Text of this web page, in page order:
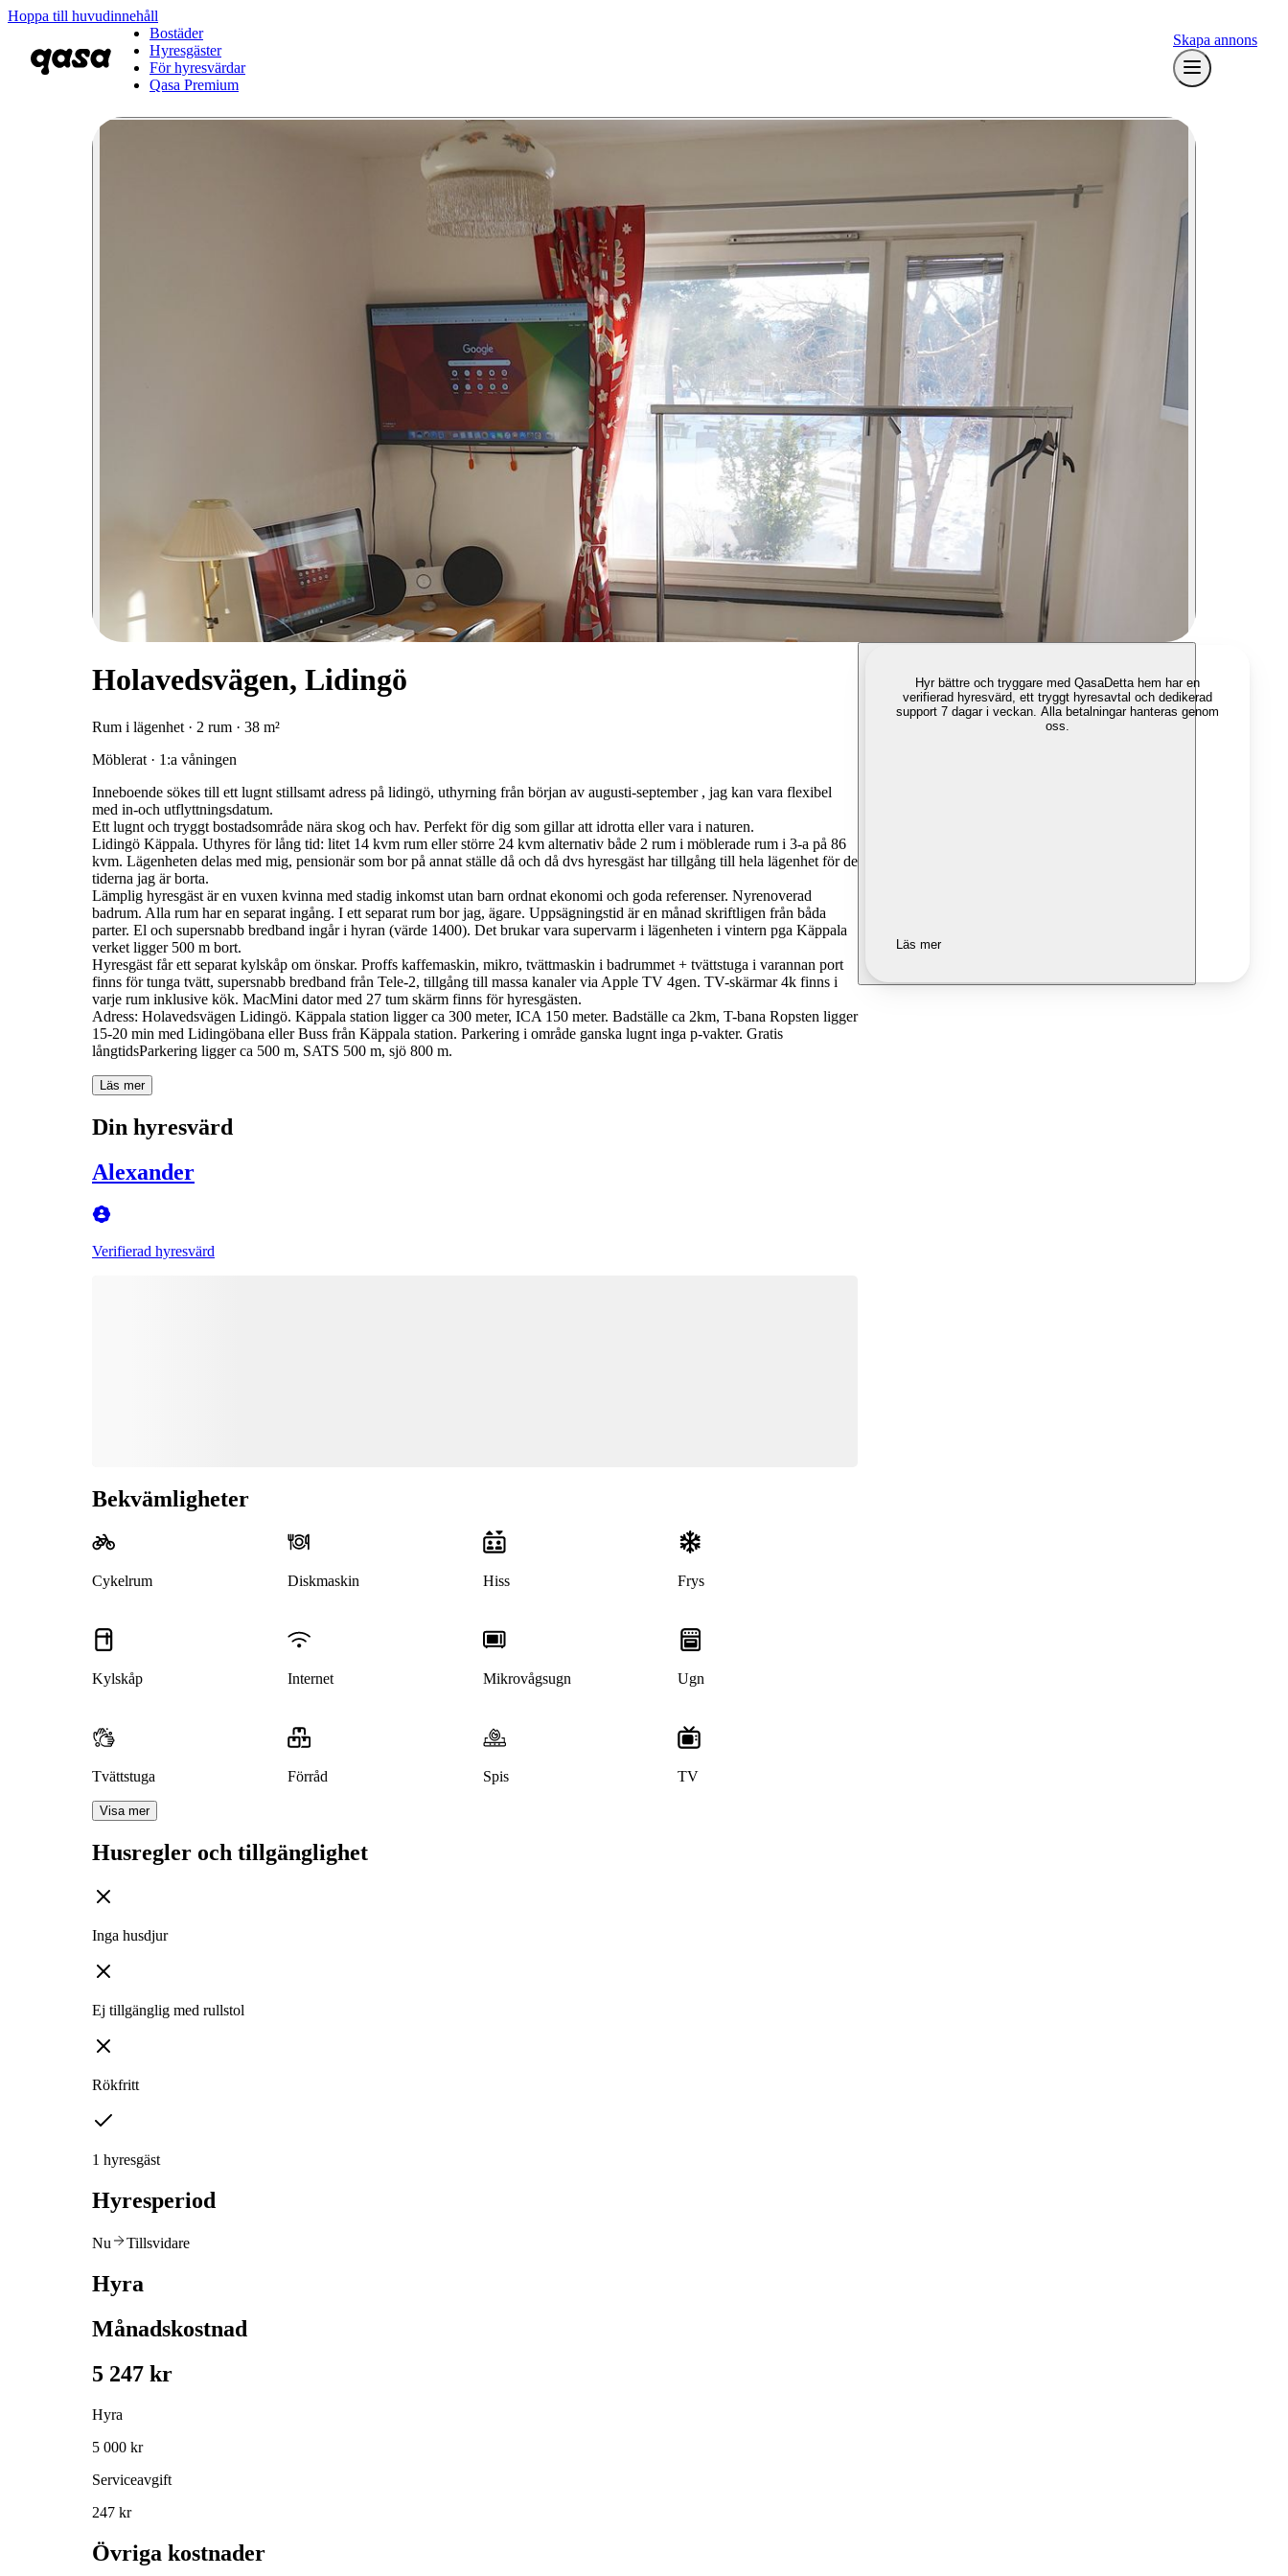
Hoppa till huvudinnehåll
Bostäder
Hyresgäster
För hyresvärdar
Qasa Premium
Skapa annons
Holavedsvägen, Lidingö
Rum i lägenhet · 2 rum · 38 m²
Möblerat · 1:a våningen
Inneboende sökes till ett lugnt stillsamt adress på lidingö, uthyrning från början av augusti-september , jag kan vara flexibel
med in-och utflyttningsdatum.
Ett lugnt och tryggt bostadsområde nära skog och hav. Perfekt för dig som gillar att idrotta eller vara i naturen.
Lidingö Käppala. Uthyres för lång tid: litet 14 kvm rum eller större 24 kvm alternativ både 2 rum i möblerade rum i 3-a på 86
kvm. Lägenheten delas med mig, pensionär som bor på annat ställe då och då dvs hyresgäst har tillgång till hela lägenhet för de
tiderna jag är borta.
Lämplig hyresgäst är en vuxen kvinna med stadig inkomst utan barn ordnat ekonomi och goda referenser. Nyrenoverad
badrum. Alla rum har en separat ingång. I ett separat rum bor jag, ägare. Uppsägningstid är en månad skriftligen från båda
parter. El och supersnabb bredband ingår i hyran (värde 1400). Det brukar vara supervarm i lägenheten i vintern pga Käppala
verket ligger 500 m bort.
Hyresgäst får ett separat kylskåp om önskar. Proffs kaffemaskin, mikro, tvättmaskin i badrummet + tvättstuga i varannan port
finns för tunga tvätt, supersnabb bredband från Tele-2, tillgång till massa kanaler via Apple TV 4gen. TV-skärmar 4k finns i
varje rum inklusive kök. MacMini dator med 27 tum skärm finns för hyresgästen.
Adress: Holavedsvägen Lidingö. Käppala station ligger ca 300 meter, ICA 150 meter. Badställe ca 2km, T-bana Ropsten ligger
15-20 min med Lidingöbana eller Buss från Käppala station. Parkering i område ganska lugnt inga p-vakter. Gratis
Läs mer
Din hyresvärd
Alexander
Verifierad hyresvärd
Bekvämligheter
Cykelrum Diskmaskin Hiss Frys
Kylskåp Internet Mikrovågsugn Ugn
Tvättstuga Förråd Spis TV
Visa mer
Husregler och tillgänglighet
Inga husdjur
Ej tillgänglig med rullstol
Rökfritt
1 hyresgäst
Hyresperiod
Nu Tillsvidare
Hyra
Månadskostnad
5 247 kr
Hyra
5 000 kr
Serviceavgift
247 kr
Övriga kostnader
Hyr bättre och tryggare med QasaDetta hem har en
verifierad hyresvärd, ett tryggt hyresavtal och dedikerad
support 7 dagar i veckan. Alla betalningar hanteras genom
oss.
Läs mer